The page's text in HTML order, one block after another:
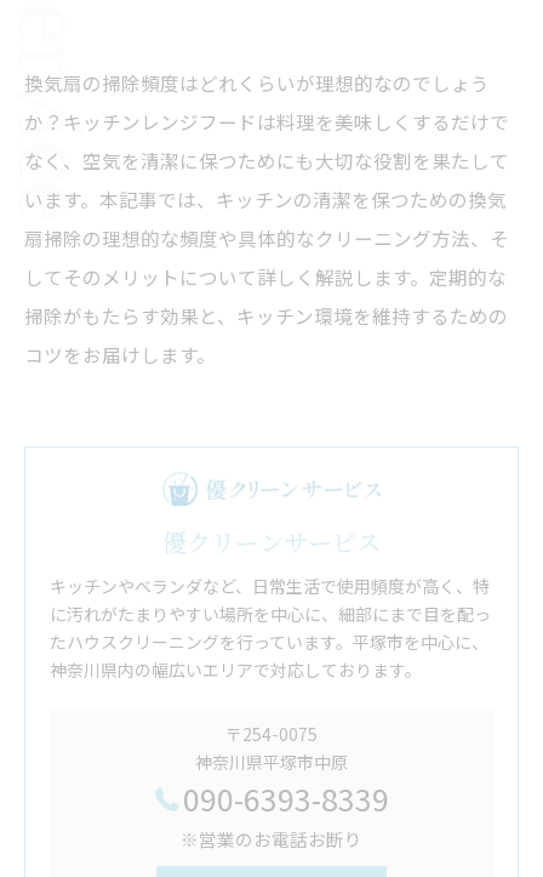
換気扇の掃除頻度はどれくらいが理想的なのでしょう
か？キッチンレンジフードは料理を美味しくするだけで
なく、空気を清潔に保つためにも大切な役割を果たして
います。本記事では、キッチンの清潔を保つための換気
扇掃除の理想的な頻度や具体的なクリーニング方法、そ
してそのメリットについて詳しく解説します。定期的な
掃除がもたらす効果と、キッチン環境を維持するための
コツをお届けします。
優クリーンサービス
キッチンやベランダなど、日常生活で使用頻度が高く、特
に汚れがたまりやすい場所を中心に、細部にまで目を配っ
たハウスクリーニングを行っています。平塚市を中心に、
神奈川県内の幅広いエリアで対応しております。
〒254-0075
神奈川県平塚市中原
090-6393-8339
※営業のお電話お断り